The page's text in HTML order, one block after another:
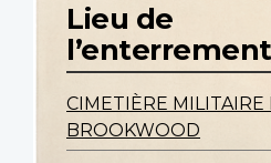
Lieu de
CIMETIÈRE MILITAIRE
BROOKWOOD